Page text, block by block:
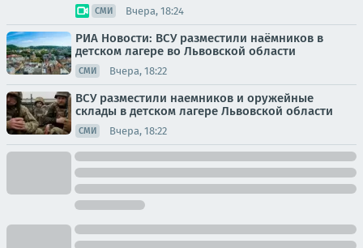
СМИ Вчера, 18:24
РИА Новости: ВСУ разместили наёмников в
детском лагере во Львовской области
СМИ Вчера, 18:22
ВСУ разместили наемников и оружейные
склады в детском лагере Львовской области
СМИ Вчера, 18:22